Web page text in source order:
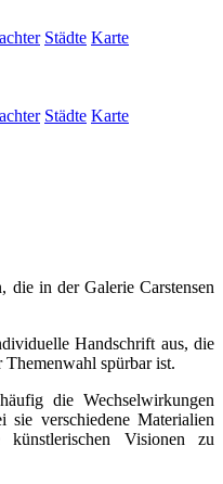
Städte Karte
Städte Karte
die in der Galerie Carstensen
Handschrift aus, die
spürbar ist.
die Wechselwirkungen
verschiedene Materialien
Visionen zu